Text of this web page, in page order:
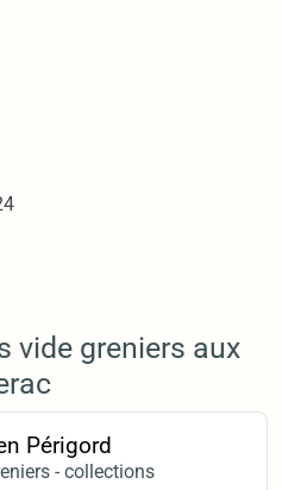
vide greniers aux
Périgord
- collections